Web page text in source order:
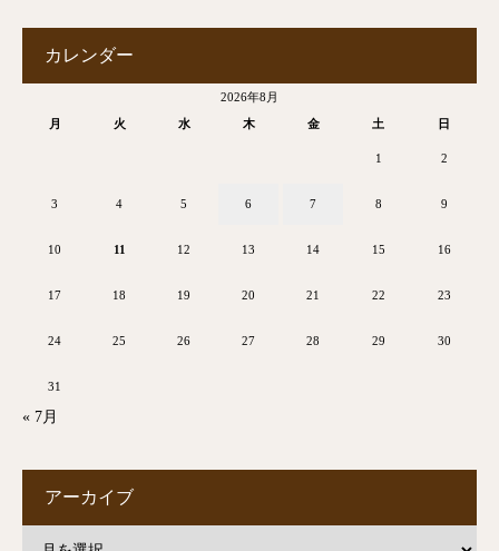
カレンダー
2026年8月
月
火 水 木 金 土 日
1 2
3 4 5 6 7 8 9
10 11 12 13 14 15 16
17 18 19 20 21 22 23
24 25 26 27 28 29 30
31
« 7月
アーカイブ